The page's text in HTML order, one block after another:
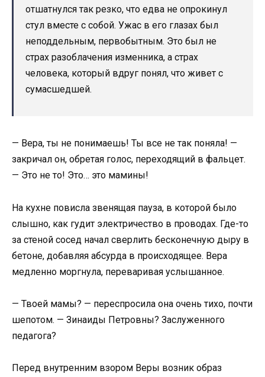
отшатнулся так резко, что едва не опрокинул
стул вместе с собой. Ужас в его глазах был
неподдельным, первобытным. Это был не
страх разоблачения изменника, а страх
человека, который вдруг понял, что живет с
сумасшедшей.
— Вера, ты не понимаешь! Ты все не так поняла! —
закричал он, обретая голос, переходящий в фальцет.
— Это не то! Это… это мамины!
На кухне повисла звенящая пауза, в которой было
слышно, как гудит электричество в проводах. Где-то
за стеной сосед начал сверлить бесконечную дыру в
бетоне, добавляя абсурда в происходящее. Вера
медленно моргнула, переваривая услышанное.
— Твоей мамы? — переспросила она очень тихо, почти
шепотом. — Зинаиды Петровны? Заслуженного
педагога?
Перед внутренним взором Веры возник образ